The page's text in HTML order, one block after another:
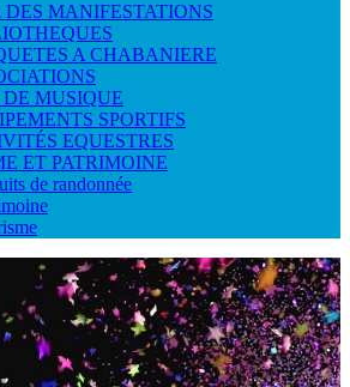
MANIFESTATIONS
A CHABANIERE
DE MUSIQUE
SPORTIFS
EQUESTRES
ET PATRIMOINE
de randonnée